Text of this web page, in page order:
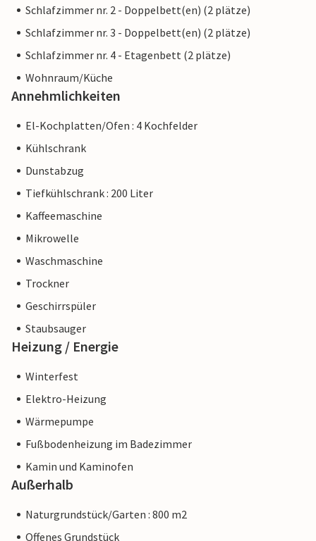
Schlafzimmer nr. 2 - Doppelbett(en) (2 plätze)
Schlafzimmer nr. 3 - Doppelbett(en) (2 plätze)
Schlafzimmer nr. 4 - Etagenbett (2 plätze)
Wohnraum/Küche
Annehmlichkeiten
El-Kochplatten/Ofen : 4 Kochfelder
Kühlschrank
Dunstabzug
Tiefkühlschrank : 200 Liter
Kaffeemaschine
Mikrowelle
Waschmaschine
Trockner
Geschirrspüler
Staubsauger
Heizung / Energie
Winterfest
Elektro-Heizung
Wärmepumpe
Fußbodenheizung im Badezimmer
Kamin und Kaminofen
Außerhalb
Naturgrundstück/Garten : 800 m2
Offenes Grundstück